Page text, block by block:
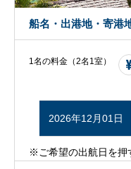
船名・出港地・寄港
1名の料金（2名1室）
2026年12月01日
※ご希望の出航日を押